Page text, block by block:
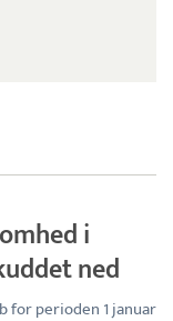
i
ned
for perioden 1 januar